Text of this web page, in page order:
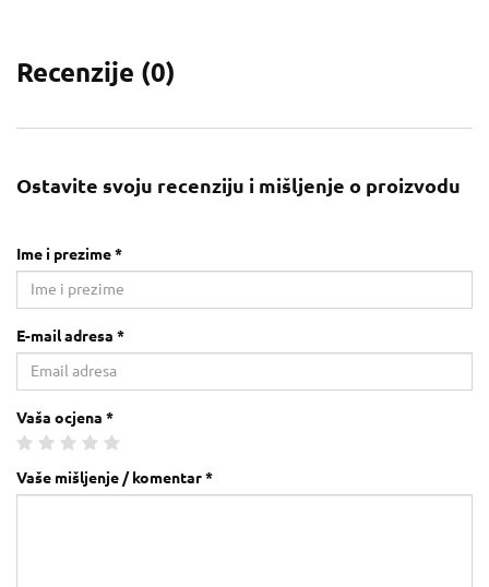
Recenzije (0)
Ostavite svoju recenziju i mišljenje o proizvodu
Ime i prezime *
E-mail adresa *
Vaša ocjena *
Vaše mišljenje / komentar *